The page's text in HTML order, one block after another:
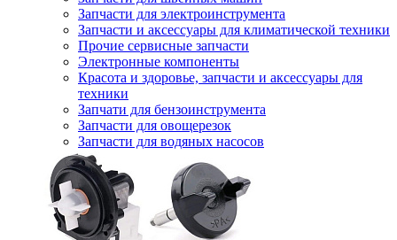
Запчасти для электроинструмента
Запчасти и аксессуары для климатической техники
Прочие сервисные запчасти
Электронные компоненты
Красота и здоровье, запчасти и аксессуары для
техники
Запчати для бензоинструмента
Запчасти для овощерезок
Запчасти для водяных насосов